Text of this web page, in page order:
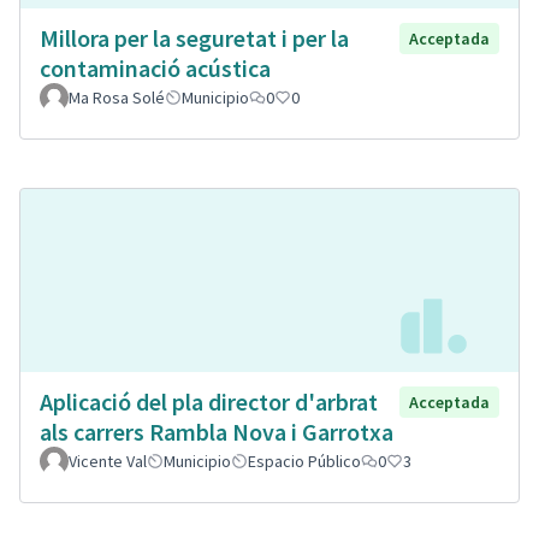
Millora per la seguretat i per la
contaminació acústica
Acceptada
Ma Rosa Solé Municipio 0 0
Aplicació del pla director d'arbrat
als carrers Rambla Nova i Garrotxa
Acceptada
Vicente Val Municipio Espacio Público 0 3